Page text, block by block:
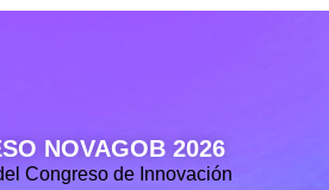
NOVAGOB 2026
Congreso de Innovación